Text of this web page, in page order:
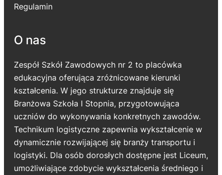
Regulamin
O nas
Zespół Szkół Zawodowych nr 2 to placówka
edukacyjna oferująca zróżnicowane kierunki
kształcenia. W jego strukturze znajduje się
Branżowa Szkoła I Stopnia, przygotowująca
uczniów do wykonywania konkretnych zawodów.
Technikum logistyczne zapewnia wykształcenie w
dynamicznie rozwijającej się branży transportu i
logistyki. Dla osób dorosłych dostępne jest Liceum,
umożliwiające zdobycie wykształcenia średniego i